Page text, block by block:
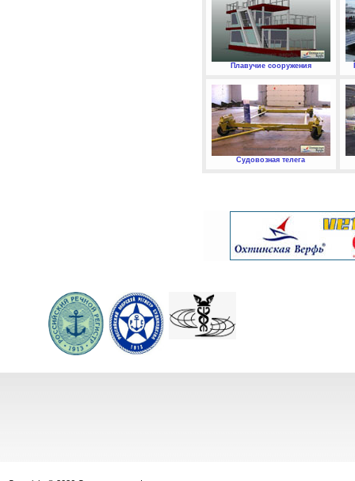
Плавучие сооружения
Судовозная телега